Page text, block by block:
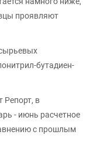
проявляют
бутадиен-
Репорт, в
- июнь расчетное
с прошлым